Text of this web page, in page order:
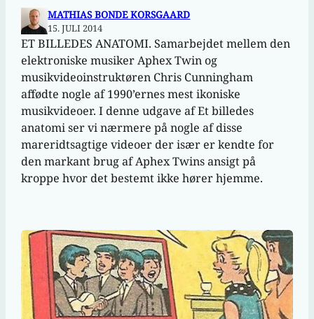
MATHIAS BONDE KORSGAARD
15. JULI 2014
ET BILLEDES ANATOMI. Samarbejdet mellem den
elektroniske musiker Aphex Twin og
musikvideoinstruktøren Chris Cunningham
affødte nogle af 1990’ernes mest ikoniske
musikvideoer. I denne udgave af Et billedes
anatomi ser vi nærmere på nogle af disse
mareridtsagtige videoer der især er kendte for
den markant brug af Aphex Twins ansigt på
kroppe hvor det bestemt ikke hører hjemme.